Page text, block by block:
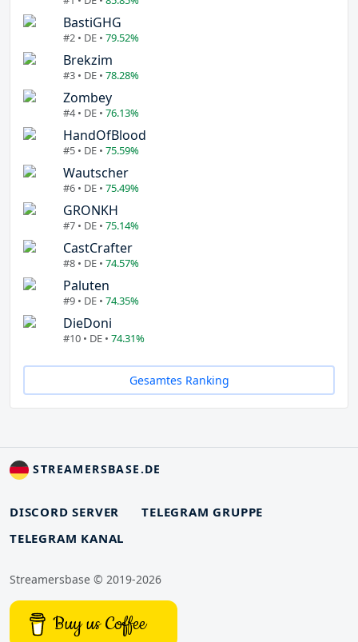
BastiGHG
#2 • DE • 79.52%
Brekzim
#3 • DE • 78.28%
Zombey
#4 • DE • 76.13%
HandOfBlood
#5 • DE • 75.59%
Wautscher
#6 • DE • 75.49%
GRONKH
#7 • DE • 75.14%
CastCrafter
#8 • DE • 74.57%
Paluten
#9 • DE • 74.35%
DieDoni
#10 • DE • 74.31%
Gesamtes Ranking
STREAMERSBASE.DE
DISCORD SERVER
TELEGRAM GRUPPE
TELEGRAM KANAL
Streamersbase © 2019-2026
Buy us Coffee